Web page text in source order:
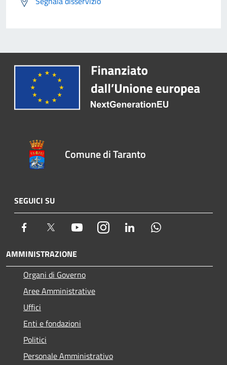
Comune di Taranto
SEGUICI SU
Facebook Twitter YoutubeInstagram LinkedIn
AMMINISTRAZIONE
Organi di Governo
Aree Amministrative
Uffici
Enti e fondazioni
Politici
Personale Amministrativo